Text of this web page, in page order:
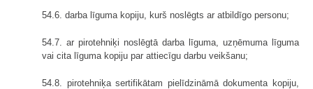
54.6. darba līguma kopiju, kurš noslēgts ar atbildīgo personu;
54.7. ar pirotehniķi noslēgtā darba līguma, uzņēmuma līguma
vai cita līguma kopiju par attiecīgu darbu veikšanu;
54.8. pirotehniķa sertifikātam pielīdzināmā dokumenta kopiju,